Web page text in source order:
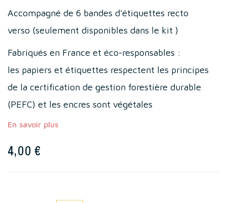
Accompagné de 6 bandes d'étiquettes recto
verso (seulement disponibles dans le kit )
Fabriqués en France et éco-responsables :
les papiers et étiquettes respectent les principes
de la certification de gestion forestière durable
(PEFC) et les encres sont végétales
En savoir plus
4,00 €